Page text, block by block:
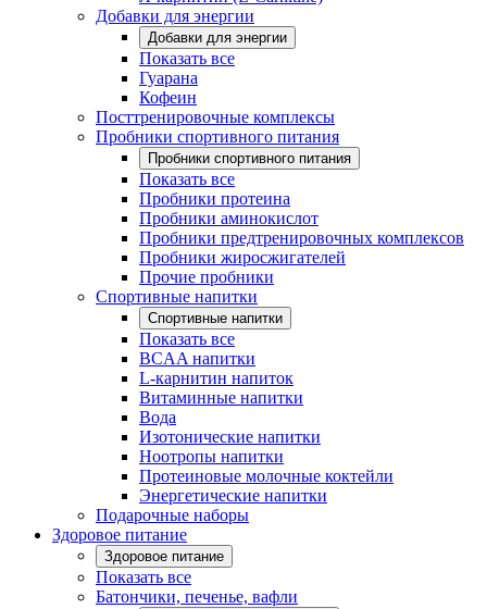
Добавки для энергии
Добавки для энергии
Показать все
Гуарана
Кофеин
Посттренировочные комплексы
Пробники спортивного питания
Пробники спортивного питания
Показать все
Пробники протеина
Пробники аминокислот
Пробники предтренировочных комплексов
Пробники жиросжигателей
Прочие пробники
Спортивные напитки
Спортивные напитки
Показать все
BCAA напитки
L-карнитин напиток
Витаминные напитки
Вода
Изотонические напитки
Ноотропы напитки
Протеиновые молочные коктейли
Энергетические напитки
Подарочные наборы
Здоровое питание
Здоровое питание
Показать все
Батончики, печенье, вафли